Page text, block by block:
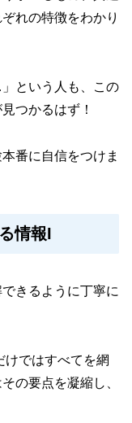
れの特徴をわかり
という人も、この
つかるはず！
番に自信をつけま
情報I
きるように丁寧に
けではすべてを網
の要点を凝縮し、